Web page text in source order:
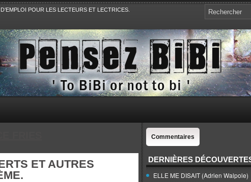
POUR LES LECTEURS ET LECTRICES.
la Politique, le Sport,. Avec Revue de presse et de blogs.
ET AUTRES
Commentaires
DERNIÈRES
ELLE ME DISAIT (Adrien Walpole)